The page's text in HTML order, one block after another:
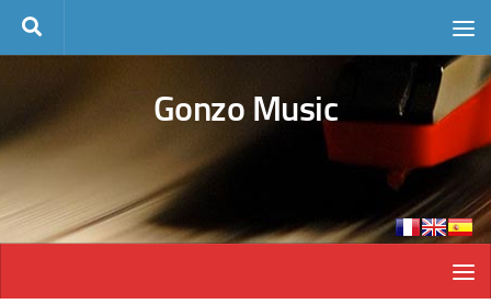
Skip to content
Gonzo Music